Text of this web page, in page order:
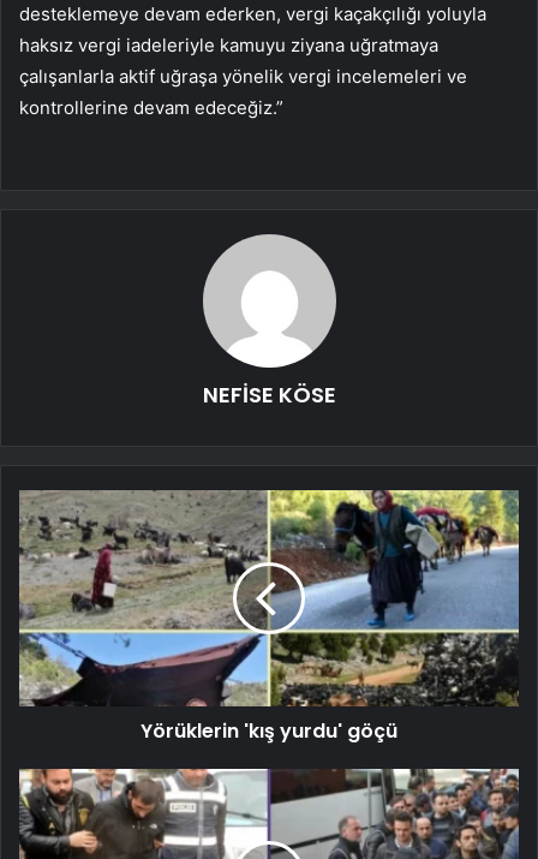
desteklemeye devam ederken, vergi kaçakçılığı yoluyla
haksız vergi iadeleriyle kamuyu ziyana uğratmaya
çalışanlarla aktif uğraşa yönelik vergi incelemeleri ve
kontrollerine devam edeceğiz.”
NEFİSE KÖSE
Yörüklerin 'kış yurdu' göçü